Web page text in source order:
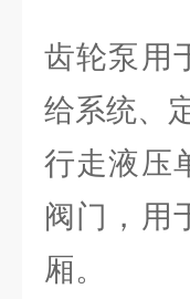
齿轮泵用
给系统、
行走液压
阀门，用
厢。